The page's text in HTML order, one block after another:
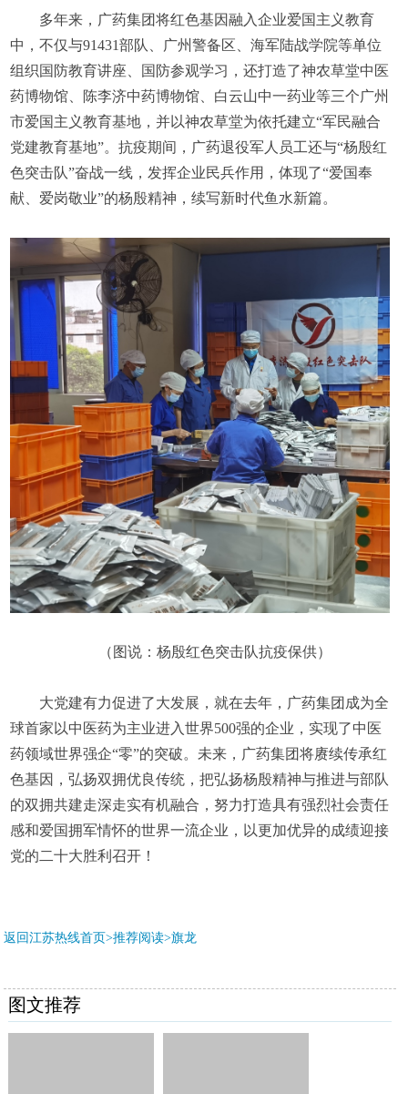
多年来，广药集团将红色基因融入企业爱国主义教育
中，不仅与91431部队、广州警备区、海军陆战学院等单位
组织国防教育讲座、国防参观学习，还打造了神农草堂中医
药博物馆、陈李济中药博物馆、白云山中一药业等三个广州
市爱国主义教育基地，并以神农草堂为依托建立“军民融合
党建教育基地”。抗疫期间，广药退役军人员工还与“杨殷红
色突击队”奋战一线，发挥企业民兵作用，体现了“爱国奉
献、爱岗敬业”的杨殷精神，续写新时代鱼水新篇。
（图说：杨殷红色突击队抗疫保供）
大党建有力促进了大发展，就在去年，广药集团成为全
球首家以中医药为主业进入世界500强的企业，实现了中医
药领域世界强企“零”的突破。未来，广药集团将赓续传承红
色基因，弘扬双拥优良传统，把弘扬杨殷精神与推进与部队
的双拥共建走深走实有机融合，努力打造具有强烈社会责任
感和爱国拥军情怀的世界一流企业，以更加优异的成绩迎接
党的二十大胜利召开！
返回江苏热线首页>推荐阅读>旗龙
图文推荐